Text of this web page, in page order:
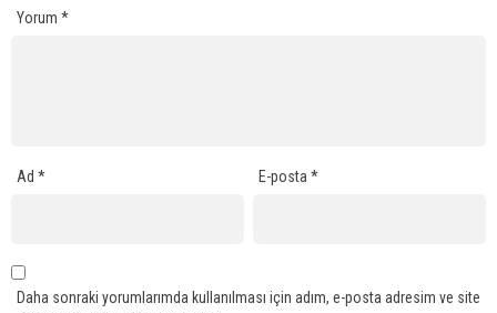
Yorum *
Ad * E-posta*
Daha sonraki yorumlarımda kullanılması için adım, e-posta adresim ve site